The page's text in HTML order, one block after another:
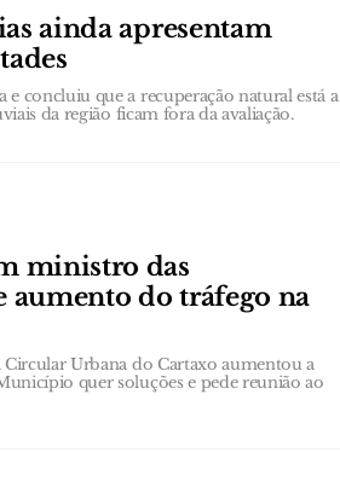
ainda apresentam
concluiu que a recuperação natural está a
da região ficam fora da avaliação.
ministro das
aumento do tráfego na
Urbana do Cartaxo aumentou a
quer soluções e pede reunião ao